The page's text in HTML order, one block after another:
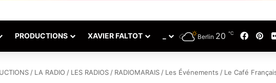
PRODUCTIONS XAVIER FALTOT Berlin 20 ℃
/ LA RADIO / LES RADIOS / RADIOMARAIS / Les Événements / Le Café